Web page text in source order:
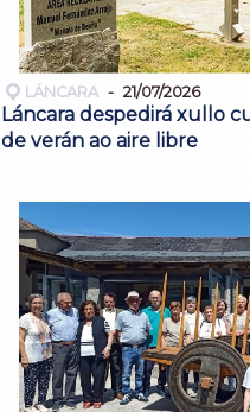
LÁNCARA 21/07/2026
Láncara despedirá xullo
de verán ao aire libre